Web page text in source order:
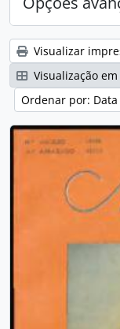
Visualizar
Visualização
Ordenar por: